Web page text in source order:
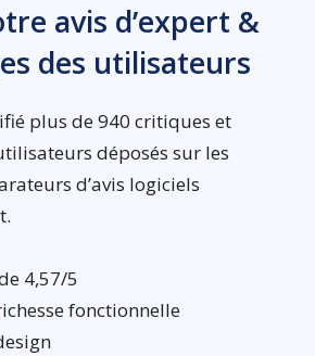
avis d’expert &
des utilisateurs
plus de 940 critiques et
déposés sur les
d’avis logiciels
4,57/5
fonctionnelle